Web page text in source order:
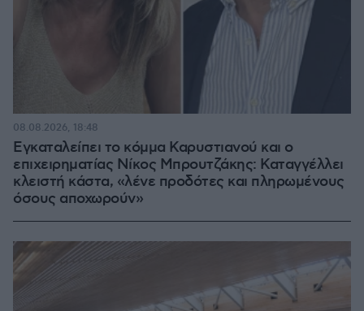
Εγκαταλείπει το κόμμα Καρυστιανού και ο
επιχειρηματίας Νίκος Μπρουτζάκης: Καταγγέλλει
κλειστή κάστα, «λένε προδότες και πληρωμένους
όσους αποχωρούν»
08.08.2026, 18:48